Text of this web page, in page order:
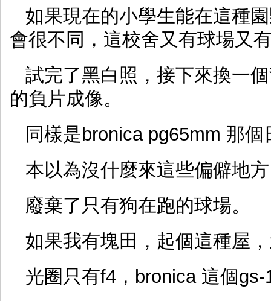
如果現在的小學生能在這種
會很不同，這校舍又有球場又
試完了黑白照，接下來換一
的負片成像。
同樣是bronica pg65mm 那
本以為沒什麼來這些偏僻地
廢棄了只有狗在跑的球場。
如果我有塊田，起個這種屋
光圈只有f4，bronica 這個